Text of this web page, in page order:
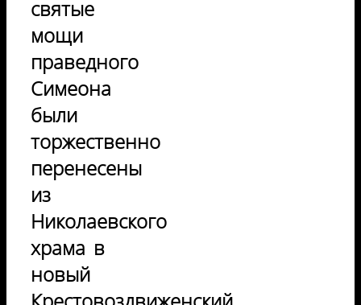
святые
мощи
праведного
Симеона
были
торжественно
перенесены
из
Николаевского
храма в
новый